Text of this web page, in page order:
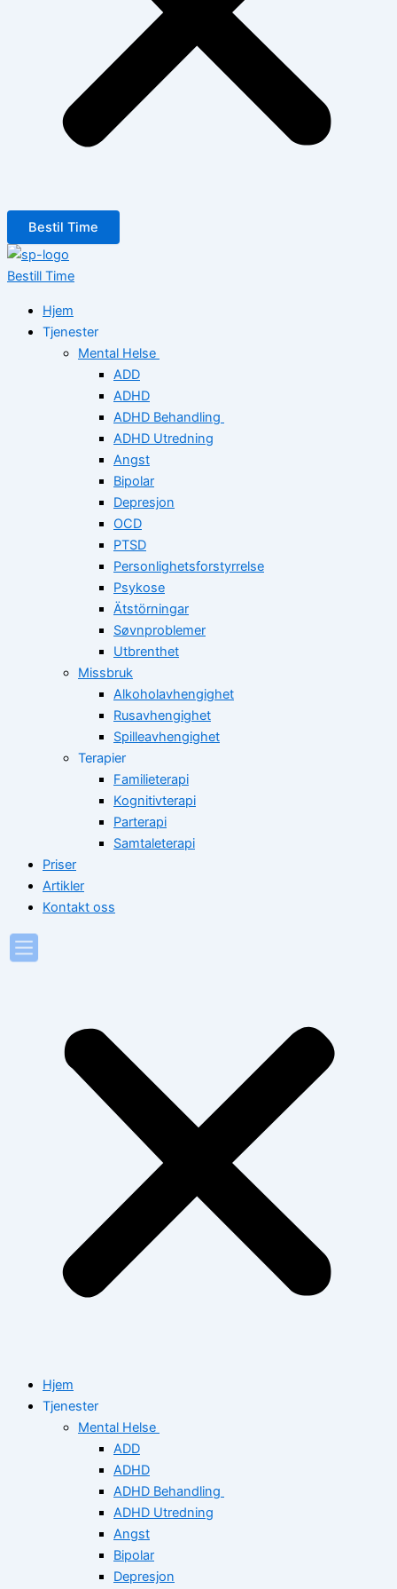
Bestil Time
Bestill Time
Hjem
Tjenester
Mental Helse
ADD
ADHD
ADHD Behandling
ADHD Utredning
Angst
Bipolar
Depresjon
OCD
PTSD
Personlighetsforstyrrelse
Psykose
Ätstörningar
Søvnproblemer
Utbrenthet
Missbruk
Alkoholavhengighet
Rusavhengighet
Spilleavhengighet
Terapier
Familieterapi
Kognitivterapi
Parterapi
Samtaleterapi
Priser
Artikler
Kontakt oss
Hjem
Tjenester
Mental Helse
ADD
ADHD
ADHD Behandling
ADHD Utredning
Angst
Bipolar
Depresjon